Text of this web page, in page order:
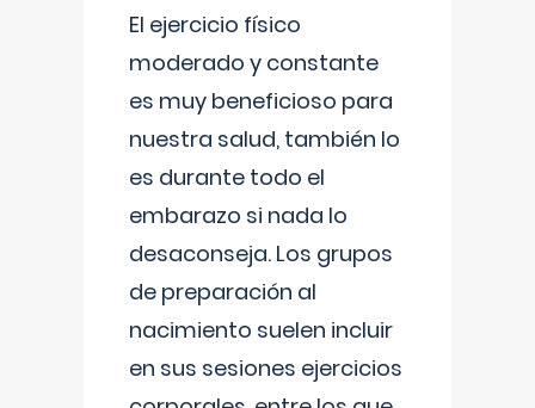
El ejercicio físico
moderado y constante
es muy beneficioso para
nuestra salud, también lo
es durante todo el
embarazo si nada lo
desaconseja. Los grupos
de preparación al
nacimiento suelen incluir
en sus sesiones ejercicios